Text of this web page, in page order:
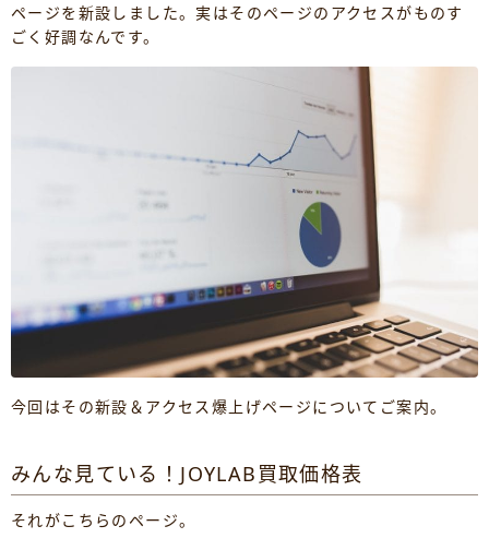
ページを新設しました。実はそのページのアクセスがものす
ごく好調なんです。
今回はその新設＆アクセス爆上げページについてご案内。
みんな見ている！JOYLAB買取価格表
それがこちらのページ。